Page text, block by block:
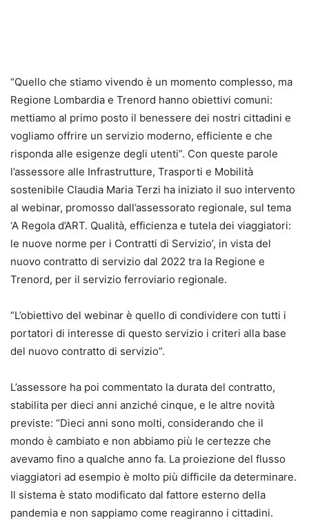
“Quello che stiamo vivendo è un momento complesso, ma
Regione Lombardia e Trenord hanno obiettivi comuni:
mettiamo al primo posto il benessere dei nostri cittadini e
vogliamo offrire un servizio moderno, efficiente e che
risponda alle esigenze degli utenti”. Con queste parole
l’assessore alle Infrastrutture, Trasporti e Mobilità
sostenibile Claudia Maria Terzi ha iniziato il suo intervento
al webinar, promosso dall’assessorato regionale, sul tema
‘A Regola d’ART. Qualità, efficienza e tutela dei viaggiatori:
le nuove norme per i Contratti di Servizio’, in vista del
nuovo contratto di servizio dal 2022 tra la Regione e
Trenord, per il servizio ferroviario regionale.
“L’obiettivo del webinar è quello di condividere con tutti i
portatori di interesse di questo servizio i criteri alla base
del nuovo contratto di servizio”.
L’assessore ha poi commentato la durata del contratto,
stabilita per dieci anni anziché cinque, e le altre novità
previste: “Dieci anni sono molti, considerando che il
mondo è cambiato e non abbiamo più le certezze che
avevamo fino a qualche anno fa. La proiezione del flusso
viaggiatori ad esempio è molto più difficile da determinare.
Il sistema è stato modificato dal fattore esterno della
pandemia e non sappiamo come reagiranno i cittadini.